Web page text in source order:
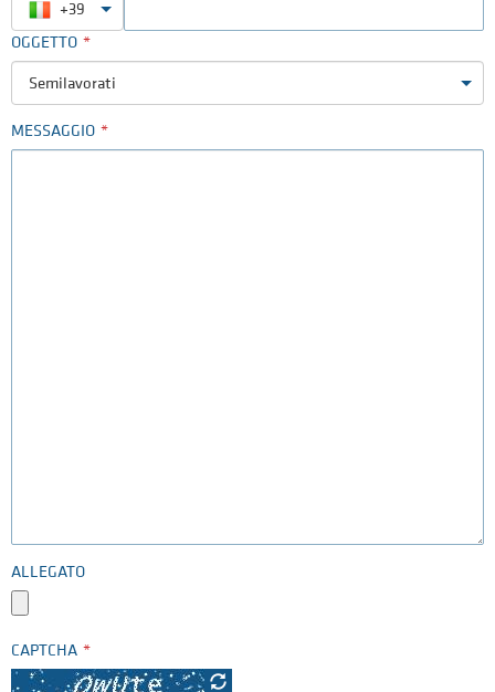
+39
OGGETTO
Semilavorati
MESSAGGIO
ALLEGATO
CAPTCHA